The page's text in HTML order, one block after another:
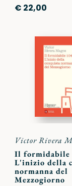
€ 22,00
Victor Rivera
Il formidabile
L'inizio della
normanna del
Mezzogiorno